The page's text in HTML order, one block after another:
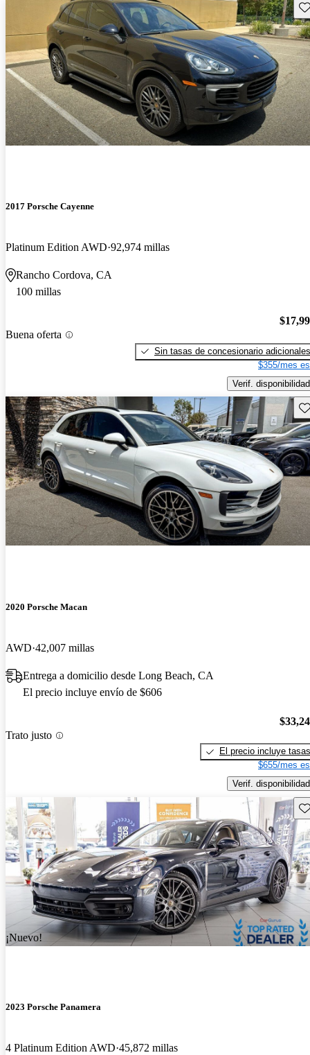
2017 Porsche Cayenne
Platinum Edition AWD 92,974 millas
Rancho Cordova, CA
100 millas
Buena oferta
Sin tasas de concesionario adicionales
$355/mes
Verif. disponibilidad
2020 Porsche Macan
AWD 42,007 millas
Entrega a domicilio desde Long Beach, CA
El precio incluye envío de $606
Trato justo
El precio incluye tasas
$655/mes
Verif. disponibilidad
¡Nuevo!
2023 Porsche Panamera
4 Platinum Edition AWD 45,872 millas